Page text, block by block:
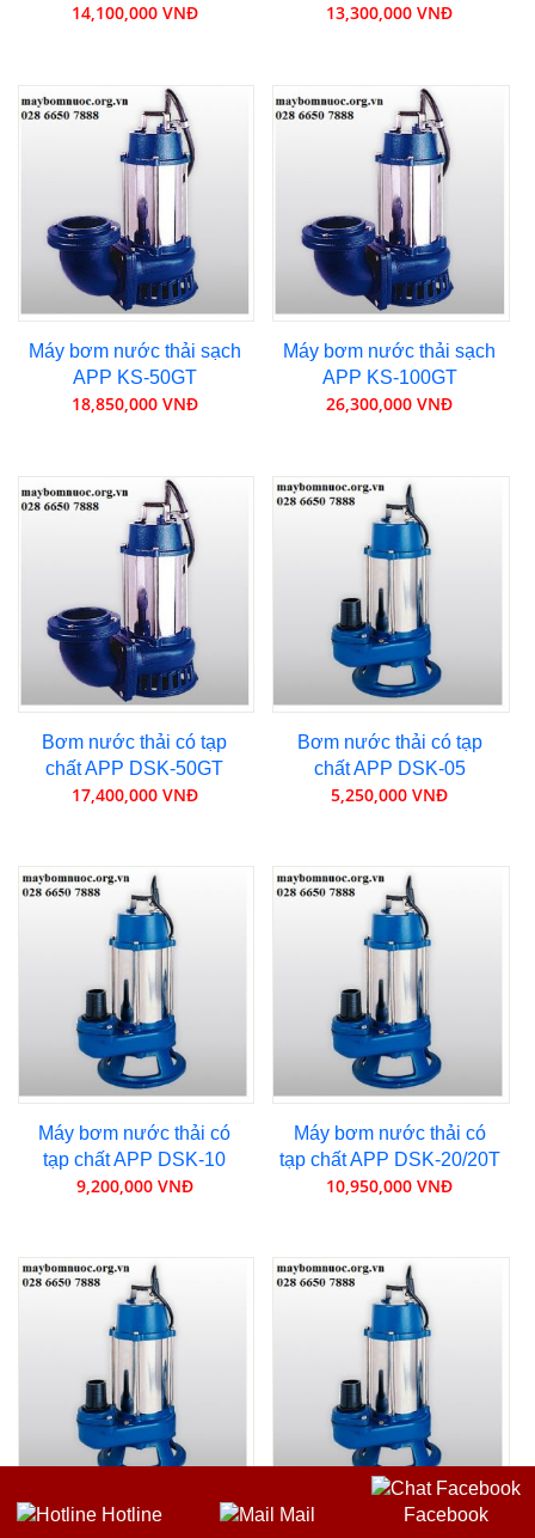
Hotline Mail Facebook
14,100,000 VNĐ 13,300,000 VNĐ
Máy bơm nước thải sạch
APP KS-50GT
18,850,000 VNĐ
Máy bơm nước thải sạch
APP KS-100GT
26,300,000 VNĐ
Bơm nước thải có tạp
chất APP DSK-50GT
17,400,000 VNĐ
Bơm nước thải có tạp
chất APP DSK-05
5,250,000 VNĐ
Máy bơm nước thải có
tạp chất APP DSK-10
9,200,000 VNĐ
Máy bơm nước thải có
tạp chất APP DSK-20/20T
10,950,000 VNĐ
Máy bơm nước thải có Máy bơm nước thải có